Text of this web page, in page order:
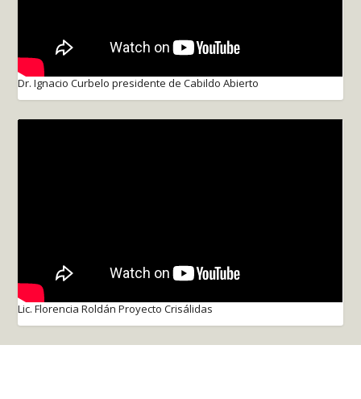
Dr. Ignacio Curbelo presidente de Cabildo Abierto
Lic. Florencia Roldán Proyecto Crisálidas